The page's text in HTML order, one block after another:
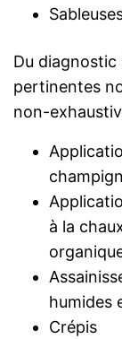
Du
pertinentes
non-
à la
humides
Crépis